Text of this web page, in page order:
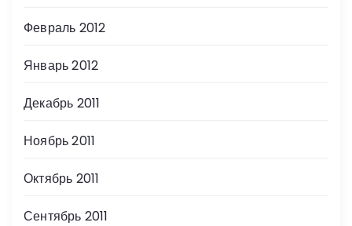
Февраль 2012
Январь 2012
Декабрь 2011
Ноябрь 2011
Октябрь 2011
Сентябрь 2011